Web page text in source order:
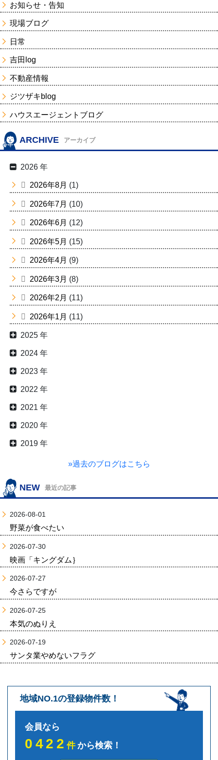
お知らせ・告知
現場ブログ
日常
吉田log
不動産情報
ジツザキblog
ハウスエージェントブログ
ARCHIVE アーカイブ
2026 年
2026年8月 (1)
2026年7月 (10)
2026年6月 (12)
2026年5月 (15)
2026年4月 (9)
2026年3月 (8)
2026年2月 (11)
2026年1月 (11)
2025 年
2024 年
2023 年
2022 年
2021 年
2020 年
2019 年
»過去のブログはこちら
NEW 最近の記事
2026-08-01
野菜が食べたい
2026-07-30
映画「キングダム｝
2026-07-27
今さらですが
2026-07-25
本気のぬりえ
2026-07-19
サンタ業やめないフラグ
地域NO.1の登録物件数！
会員なら
0422件から検索！